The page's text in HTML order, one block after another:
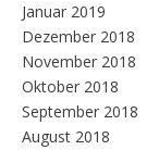
Januar 2019
Dezember 2018
November 2018
Oktober 2018
September 2018
August 2018